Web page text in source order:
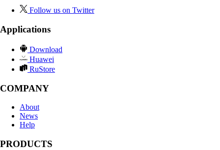
Follow us on Twitter
Applications
Download
Huawei
RuStore
COMPANY
About
News
Help
PRODUCTS